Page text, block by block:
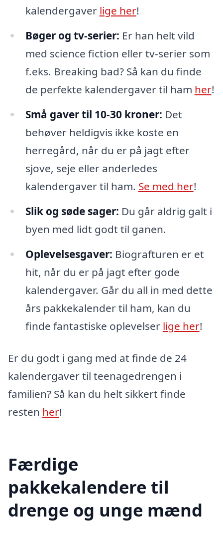
kalendergaver lige her!
Bøger og tv-serier: Er han helt vild
med science fiction eller tv-serier som
f.eks. Breaking bad? Så kan du finde
de perfekte kalendergaver til ham her!
Små gaver til 10-30 kroner: Det
behøver heldigvis ikke koste en
herregård, når du er på jagt efter
sjove, seje eller anderledes
kalendergaver til ham. Se med her!
Slik og søde sager: Du går aldrig galt i
byen med lidt godt til ganen.
Oplevelsesgaver: Biografturen er et
hit, når du er på jagt efter gode
kalendergaver. Går du all in med dette
års pakkekalender til ham, kan du
finde fantastiske oplevelser lige her!
Er du godt i gang med at finde de 24
kalendergaver til teenagedrengen i
familien? Så kan du helt sikkert finde
resten her!
Færdige
pakkekalendere til
drenge og unge mænd